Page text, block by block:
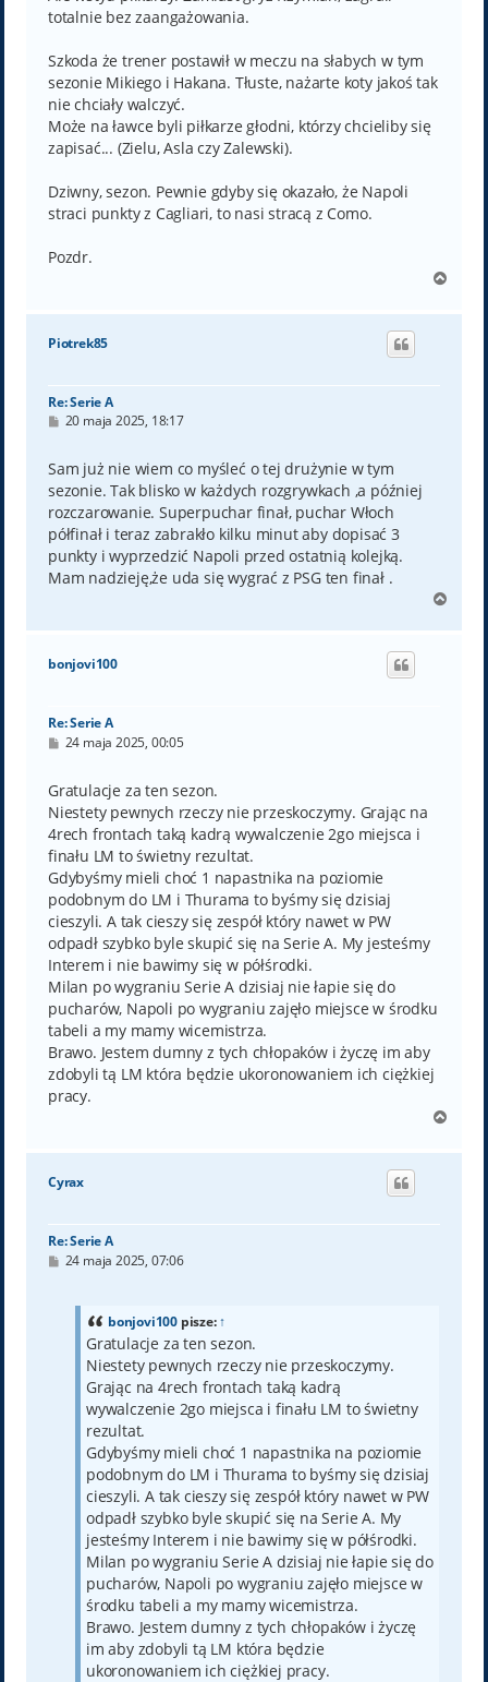
totalnie bez zaangażowania.
Szkoda że trener postawił w meczu na słabych w tym
sezonie Mikiego i Hakana. Tłuste, nażarte koty jakoś tak
nie chciały walczyć.
Może na ławce byli piłkarze głodni, którzy chcieliby się
zapisać... (Zielu, Asla czy Zalewski).
Dziwny, sezon. Pewnie gdyby się okazało, że Napoli
straci punkty z Cagliari, to nasi stracą z Como.
Pozdr.
g
Piotrek85
Re: Serie A
P
t
20 maja 2025, 18:17
Sam już nie wiem co myśleć o tej drużynie w tym
sezonie. Tak blisko w każdych rozgrywkach ,a później
rozczarowanie. Superpuchar finał, puchar Włoch
półfinał i teraz zabrakło kilku minut aby dopisać 3
punkty i wyprzedzić Napoli przed ostatnią kolejką.
Mam nadzieję,że uda się wygrać z PSG ten finał .
g
bonjovi100
Re: Serie A
P
t
24 maja 2025, 00:05
Gratulacje za ten sezon.
Niestety pewnych rzeczy nie przeskoczymy. Grając na
4rech frontach taką kadrą wywalczenie 2go miejsca i
finału LM to świetny rezultat.
Gdybyśmy mieli choć 1 napastnika na poziomie
podobnym do LM i Thurama to byśmy się dzisiaj
cieszyli. A tak cieszy się zespół który nawet w PW
odpadł szybko byle skupić się na Serie A. My jesteśmy
Interem i nie bawimy się w półśrodki.
Milan po wygraniu Serie A dzisiaj nie łapie się do
pucharów, Napoli po wygraniu zajęło miejsce w środku
tabeli a my mamy wicemistrza.
Brawo. Jestem dumny z tych chłopaków i życzę im aby
zdobyli tą LM która będzie ukoronowaniem ich ciężkiej
pracy.
g
Cyrax
Re: Serie A
P24 maja 2025, 07:06
bonjovi100pisze:↑
Gratulacje za ten sezon.
Niestety pewnych rzeczy nie przeskoczymy.
Grając na 4rech frontach taką kadrą
wywalczenie 2go miejsca i finału LM to świetny
rezultat.
Gdybyśmy mieli choć 1 napastnika na poziomie
podobnym do LM i Thurama to byśmy się dzisiaj
cieszyli. A tak cieszy się zespół który nawet w PW
odpadł szybko byle skupić się na Serie A. My
jesteśmy Interem i nie bawimy się w półśrodki.
Milan po wygraniu Serie A dzisiaj nie łapie się do
pucharów, Napoli po wygraniu zajęło miejsce w
środku tabeli a my mamy wicemistrza.
Brawo. Jestem dumny z tych chłopaków i życzę
im aby zdobyli tą LM która będzie
ukoronowaniem ich ciężkiej pracy.